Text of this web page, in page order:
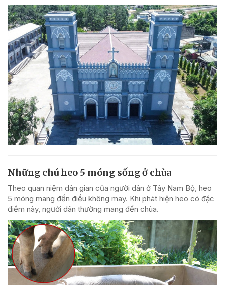
Những chú heo 5 móng sống ở chùa
Theo quan niệm dân gian của người dân ở Tây Nam Bộ, heo
5 móng mang đến điều không may. Khi phát hiện heo có đặc
điểm này, người dân thường mang đến chùa.